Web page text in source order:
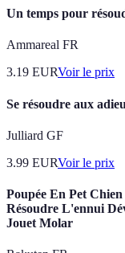
Un temps pour
Ammareal FR
3.19 EURVoir le prix
Se résoudre aux
Julliard GF
3.99 EURVoir le prix
Poupée En Pet
Résoudre L'ennui
Jouet Molar